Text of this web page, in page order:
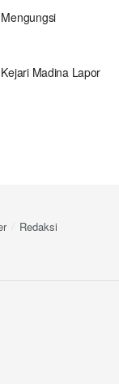
Madina Lapor
Redaksi